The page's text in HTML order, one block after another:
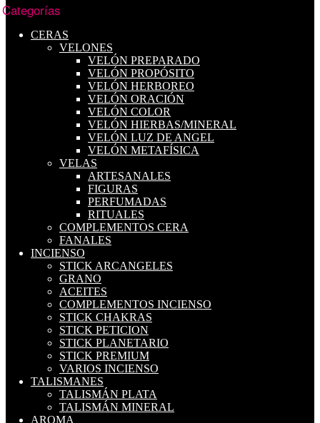
Categorías
CERAS
VELONES
VELÓN PREPARADO
VELÓN PROPÓSITO
VELÓN HERBOREO
VELÓN ORACIÓN
VELÓN COLOR
VELÓN HIERBAS/MINERAL
VELÓN LUZ DE ANGEL
VELÓN METAFÍSICA
VELAS
ARTESANALES
FIGURAS
PERFUMADAS
RITUALES
COMPLEMENTOS CERA
FANALES
INCIENSO
STICK ARCANGELES
GRANO
ACEITES
COMPLEMENTOS INCIENSO
STICK CHAKRAS
STICK PETICION
STICK PLANETARIO
STICK PREMIUM
VARIOS INCIENSO
TALISMANES
TALISMÁN PLATA
TALISMÁN MINERAL
AROMA